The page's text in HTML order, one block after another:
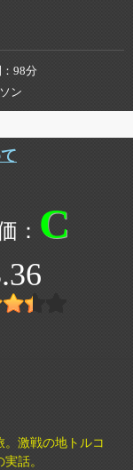
98分
ン
C
激戦の地トルコ
話。